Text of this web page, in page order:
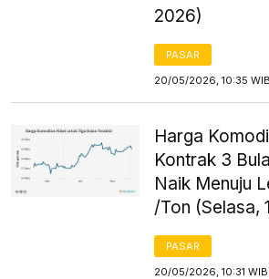
2026)
PASAR
20/05/2026, 10:35 WIB
Harga
Kontrak 3
Naik Menuju
/Ton (Selasa,
PASAR
20/05/2026, 10:31 WIB